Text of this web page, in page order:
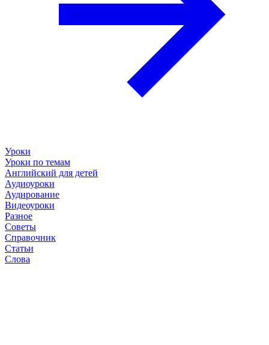
Уроки
Уроки по темам
Английский для детей
Аудиоуроки
Аудирование
Видеоуроки
Разное
Советы
Справочник
Статьи
Слова